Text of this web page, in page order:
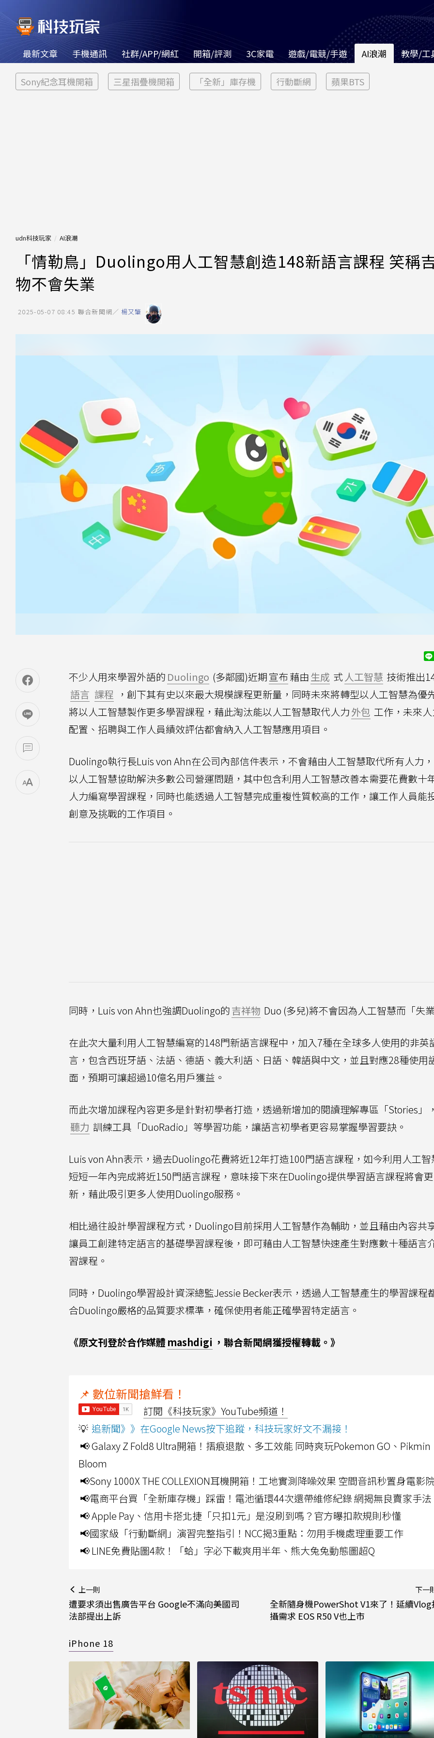
最新文章 手機通訊 社群/APP/網紅 開箱/評測 3C家電 遊戲/電競/手遊 AI浪潮 教學/工
Sony紀念耳機開箱 三星摺疊機開箱 「全新」庫存機 行動斷網 蘋果BTS
udn科技玩家 AI浪潮
「情勒鳥」Duolingo用人工智慧創造148新語言課程 笑稱
物不會失業
2025-05-07 08:45 聯合新聞網／ 楊又肇
不少人用來學習外語的 Duolingo (多鄰國)近期宣布藉由生成 式人工智慧 技術推出
語言 課程 ，創下其有史以來最大規模課程更新量，同時未來將轉型以人工智慧為優
將以人工智慧製作更多學習課程，藉此淘汰能以人工智慧取代人力外包 工作，未來
配置、招聘與工作人員績效評估都會納入人工智慧應用項目。
Duolingo執行長Luis von Ahn在公司內部信件表示，不會藉由人工智慧取代所有人力
以人工智慧協助解決多數公司營運問題，其中包含利用人工智慧改善本需要花費數十
人力編寫學習課程，同時也能透過人工智慧完成重複性質較高的工作，讓工作人員能
創意及挑戰的工作項目。
同時，Luis von Ahn也強調Duolingo的吉祥物 Duo (多兒)將不會因為人工智慧而「失
在此次大量利用人工智慧編寫的148門新語言課程中，加入7種在全球多人使用的非英
言，包含西班牙語、法語、德語、義大利語、日語、韓語與中文，並且對應28種使用
面，預期可讓超過10億名用戶獲益。
而此次增加課程內容更多是針對初學者打造，透過新增加的閱讀理解專區「Stories」
聽力 訓練工具「DuoRadio」等學習功能，讓語言初學者更容易掌握學習要訣。
Luis von Ahn表示，過去Duolingo花費將近12年打造100門語言課程，如今利用人工
短短一年內完成將近150門語言課程，意味接下來在Duolingo提供學習語言課程將會
新，藉此吸引更多人使用Duolingo服務。
相比過往設計學習課程方式，Duolingo目前採用人工智慧作為輔助，並且藉由內容共
讓員工創建特定語言的基礎學習課程後，即可藉由人工智慧快速產生對應數十種語言
習課程。
同時，Duolingo學習設計資深總監Jessie Becker表示，透過人工智慧產生的學習課程
合Duolingo嚴格的品質要求標準，確保使用者能正確學習特定語言。
《原文刊登於合作媒體 mashdigi ，聯合新聞網獲授權轉載。》
📌 數位新聞搶鮮看！
訂閱《科技玩家》YouTube頻道！
💡 追新聞》》在Google News按下追蹤，科技玩家好文不漏接！
📢 Galaxy Z Fold8 Ultra開箱！摺痕退散、多工效能 同時爽玩Pokemon GO、Pikmin
Bloom
📢Sony 1000X THE COLLEXION耳機開箱！工地實測降噪效果 空間音訊秒置身電影
📢電商平台買「全新庫存機」踩雷！電池循環44次還帶維修紀錄 網揭無良賣家手法
📢 Apple Pay、信用卡搭北捷「只扣1元」是沒刷到嗎？官方曝扣款規則秒懂
📢國家級「行動斷網」演習完整指引！NCC揭3重點：勿用手機處理重要工作
📢 LINE免費貼圖4款！「蛤」字必下載爽用半年、熊大兔兔動態圖超Q
上一則
遭要求須出售廣告平台 Google不滿向美國司
法部提出上訴
下一
全新隨身機PowerShot V1來了！延續Vlog
攝需求 EOS R50 V也上市
iPhone 18